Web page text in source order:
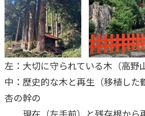
左：大切に守られている木（高野
中：歴史的な木と再生（移植した
杏の幹の